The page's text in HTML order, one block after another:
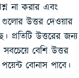
না করার এবং
গুলোর উত্তর দেওয়ার
প্রতিটি উত্তরের জন্য
বেশি উত্তর
বোনাস পাবে।